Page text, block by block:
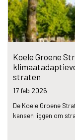
Koele Groene
straten
17 feb 2026
De Koele Groene
kansen liggen om